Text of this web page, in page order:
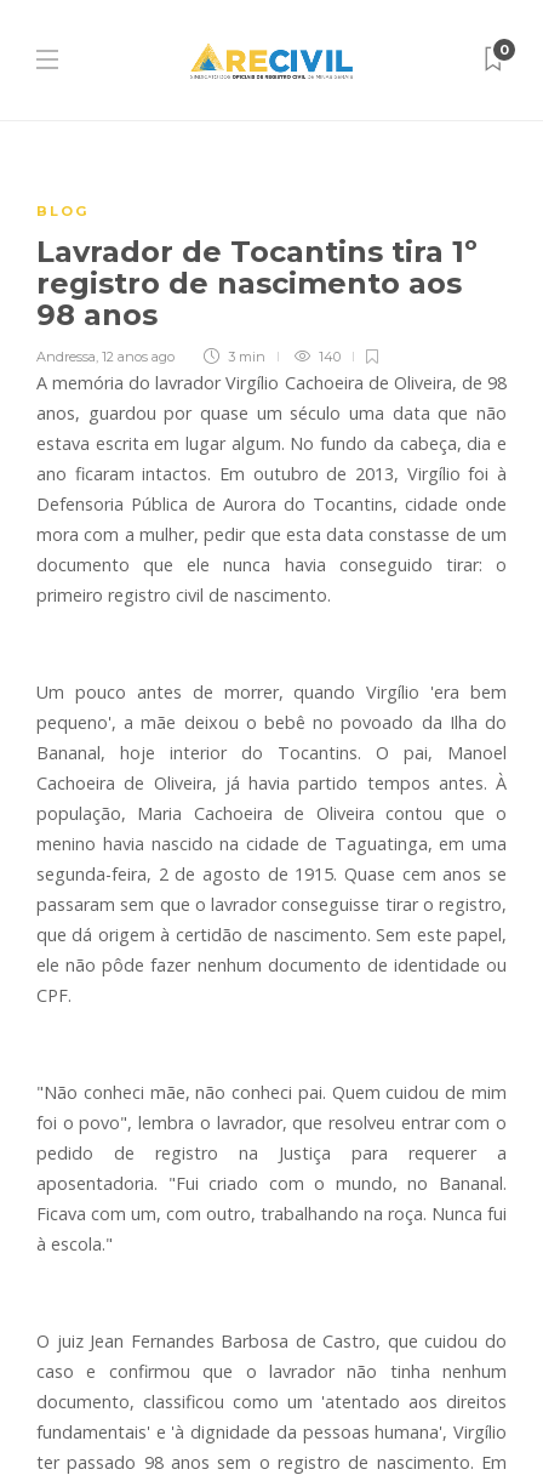
0
BLOG
Lavrador de Tocantins tira 1º
registro de nascimento aos
98 anos
Andressa, 12 anos ago 3 min 140
A memória do lavrador Virgílio Cachoeira de Oliveira, de 98
anos, guardou por quase um século uma data que não
estava escrita em lugar algum. No fundo da cabeça, dia e
ano ficaram intactos. Em outubro de 2013, Virgílio foi à
Defensoria Pública de Aurora do Tocantins, cidade onde
mora com a mulher, pedir que esta data constasse de um
documento que ele nunca havia conseguido tirar: o
primeiro registro civil de nascimento.
Um pouco antes de morrer, quando Virgílio 'era bem
pequeno', a mãe deixou o bebê no povoado da Ilha do
Bananal, hoje interior do Tocantins. O pai, Manoel
Cachoeira de Oliveira, já havia partido tempos antes. À
população, Maria Cachoeira de Oliveira contou que o
menino havia nascido na cidade de Taguatinga, em uma
segunda-feira, 2 de agosto de 1915. Quase cem anos se
passaram sem que o lavrador conseguisse tirar o registro,
que dá origem à certidão de nascimento. Sem este papel,
ele não pôde fazer nenhum documento de identidade ou
CPF.
"Não conheci mãe, não conheci pai. Quem cuidou de mim
foi o povo", lembra o lavrador, que resolveu entrar com o
pedido de registro na Justiça para requerer a
aposentadoria. "Fui criado com o mundo, no Bananal.
Ficava com um, com outro, trabalhando na roça. Nunca fui
à escola."
O juiz Jean Fernandes Barbosa de Castro, que cuidou do
caso e confirmou que o lavrador não tinha nenhum
documento, classificou como um 'atentado aos direitos
fundamentais' e 'à dignidade da pessoas humana', Virgílio
ter passado 98 anos sem o registro de nascimento. Em